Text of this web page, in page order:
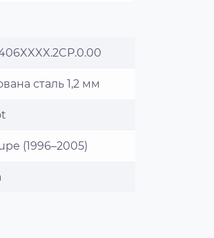
сталь 1,2 мм
(1996–2005)